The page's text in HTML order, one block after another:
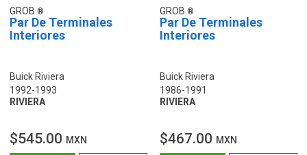
GROB
Par De Terminales
Interiores
Buick Riviera
1992-1993
RIVIERA
$545.00 MXN
GROB
Par De Terminales
Interiores
Buick Riviera
1986-1991
RIVIERA
$467.00 MXN